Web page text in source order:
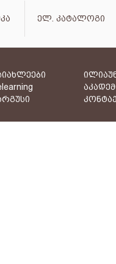
ელ. კატალოგი